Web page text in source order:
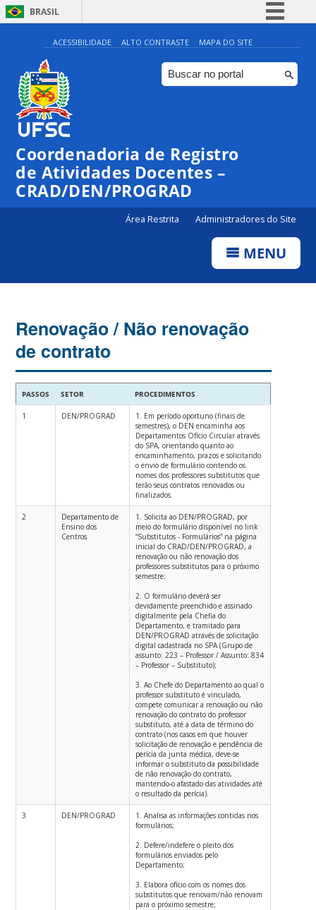
BRASIL
Simplifique!
Comunica BR
Participe
Canais
ACESSIBILIDADE ALTO CONTRASTE MAPA DO SITE
Coordenadoria de Registro
de Atividades Docentes –
CRAD/DEN/PROGRAD
Área Restrita Administradores do Site
MENU
Renovação / Não renovação
de contrato
PASSOS SETOR PROCEDIMENTOS
1 DEN/PROGRAD
1. Em período oportuno (finais de
semestres), o DEN encaminha aos
Departamentos Ofício Circular através
do SPA, orientando quanto ao
encaminhamento, prazos e solicitando
o envio de formulário contendo os
nomes dos professores substitutos que
terão seus contratos renovados ou
finalizados.
2
Departamento de
Ensino dos
Centros
1. Solicita ao DEN/PROGRAD, por
meio do formulário disponível no link
“Substitutos - Formulários” na página
inicial do CRAD/DEN/PROGRAD, a
renovação ou não renovação dos
professores substitutos para o próximo
semestre;
2. O formulário deverá ser
devidamente preenchido e assinado
digitalmente pela Chefia do
Departamento, e tramitado para
DEN/PROGRAD através de solicitação
digital cadastrada no SPA (Grupo de
assunto: 223 – Professor / Assunto: 834
– Professor – Substituto);
3. Ao Chefe do Departamento ao qual o
professor substituto é vinculado,
compete comunicar a renovação ou não
renovação do contrato do professor
substituto, até a data de término do
contrato (nos casos em que houver
solicitação de renovação e pendência de
perícia da junta médica, deve-se
informar o substituto da possibilidade
de não renovação do contrato,
mantendo-o afastado das atividades até
o resultado da perícia).
3 DEN/PROGRAD
1. Analisa as informações contidas nos
formulários;
2. Defere/indefere o pleito dos
formulários enviados pelo
Departamento;
3. Elabora ofício com os nomes dos
substitutos que renovam/não renovam
para o próximo semestre;